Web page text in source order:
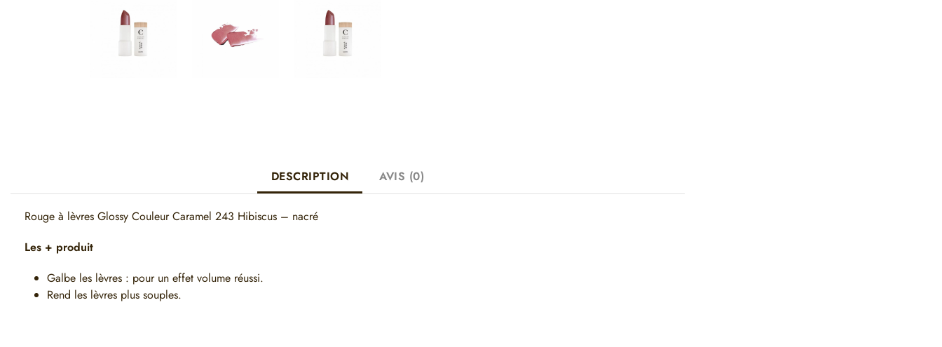
DESCRIPTION AVIS (0)
Rouge à lèvres Glossy Couleur Caramel 243 Hibiscus – nacré
Les + produit
Galbe les lèvres : pour un effet volume réussi.
Rend les lèvres plus souples.